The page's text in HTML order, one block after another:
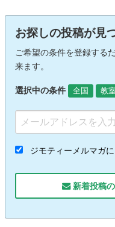
お探しの投稿が見
ご希望の条件を登録する
来ます。
選択中の条件 全国 教
ジモティーメルマガ
新着投稿